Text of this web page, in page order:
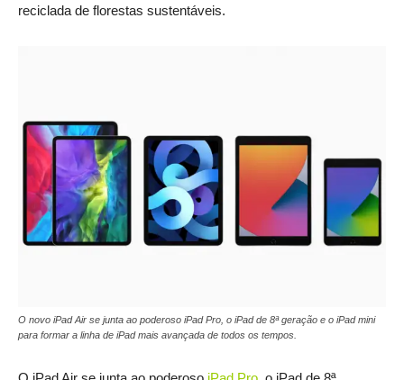
reciclada de florestas sustentáveis.
O novo iPad Air se junta ao poderoso iPad Pro, o iPad de 8ª geração e o iPad mini
para formar a linha de iPad mais avançada de todos os tempos.